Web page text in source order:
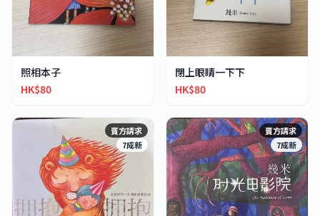
照相本子
HK$80
閉上眼睛一下下
HK$80
賣方請求
7成新
賣方請求
7成新